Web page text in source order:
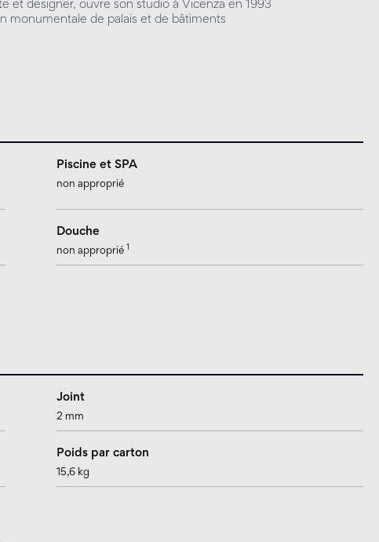
et designer, ouvre son studio à Vicenza en 1993
monumentale de palais et de bâtiments
Piscine et SPA
non approprié
Douche
non approprié
Joint
2 mm
Poids par carton
15,6 kg